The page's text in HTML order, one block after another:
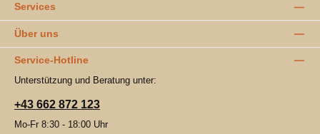
Services
Über uns
Service-Hotline
Unterstützung und Beratung unter:
+43 662 872 123
Mo-Fr 8:30 - 18:00 Uhr